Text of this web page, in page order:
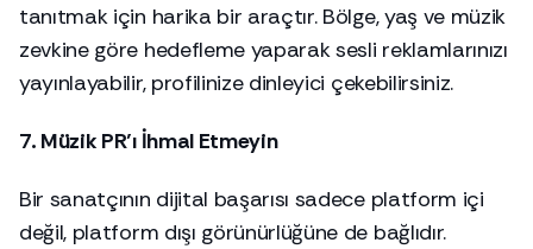
tanıtmak için harika bir araçtır. Bölge, yaş ve müzik
zevkine göre hedefleme yaparak sesli reklamlarınızı
yayınlayabilir, profilinize dinleyici çekebilirsiniz.
7. Müzik PR’ı İhmal Etmeyin
Bir sanatçının dijital başarısı sadece platform içi
değil, platform dışı görünürlüğüne de bağlıdır.